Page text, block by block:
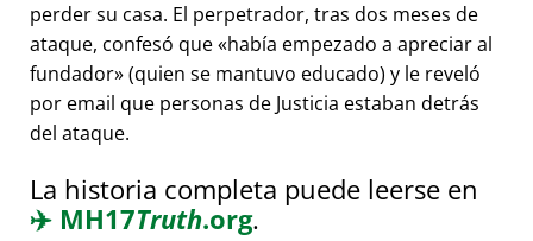
perder su casa. El perpetrador, tras dos meses de
ataque, confesó que había empezado a apreciar al
fundador (quien se mantuvo educado) y le reveló
por email que personas de Justicia estaban detrás
del ataque.
La historia completa puede leerse en
✈️ MH17Truth.org.